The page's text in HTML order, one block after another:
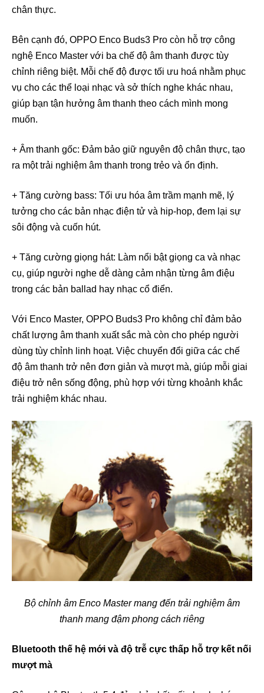
chân thực.
Bên cạnh đó, OPPO Enco Buds3 Pro còn hỗ trợ công
nghệ Enco Master với ba chế độ âm thanh được tùy
chỉnh riêng biệt. Mỗi chế độ được tối ưu hoá nhằm phục
vụ cho các thể loại nhạc và sở thích nghe khác nhau,
giúp bạn tận hưởng âm thanh theo cách mình mong
muốn.
+ Âm thanh gốc: Đảm bảo giữ nguyên độ chân thực, tạo
ra một trải nghiệm âm thanh trong trẻo và ổn định.
+ Tăng cường bass: Tối ưu hóa âm trầm mạnh mẽ, lý
tưởng cho các bản nhạc điện tử và hip-hop, đem lại sự
sôi động và cuốn hút.
+ Tăng cường giọng hát: Làm nổi bật giọng ca và nhạc
cụ, giúp người nghe dễ dàng cảm nhận từng âm điệu
trong các bản ballad hay nhạc cổ điển.
Với Enco Master, OPPO Buds3 Pro không chỉ đảm bảo
chất lượng âm thanh xuất sắc mà còn cho phép người
dùng tùy chỉnh linh hoạt. Việc chuyển đổi giữa các chế
độ âm thanh trở nên đơn giản và mượt mà, giúp mỗi giai
điệu trở nên sống động, phù hợp với từng khoảnh khắc
trải nghiệm khác nhau.
Bộ chỉnh âm Enco Master mang đến trải nghiệm âm
thanh mang đậm phong cách riêng
Bluetooth thế hệ mới và độ trễ cực thấp hỗ trợ kết nối
mượt mà